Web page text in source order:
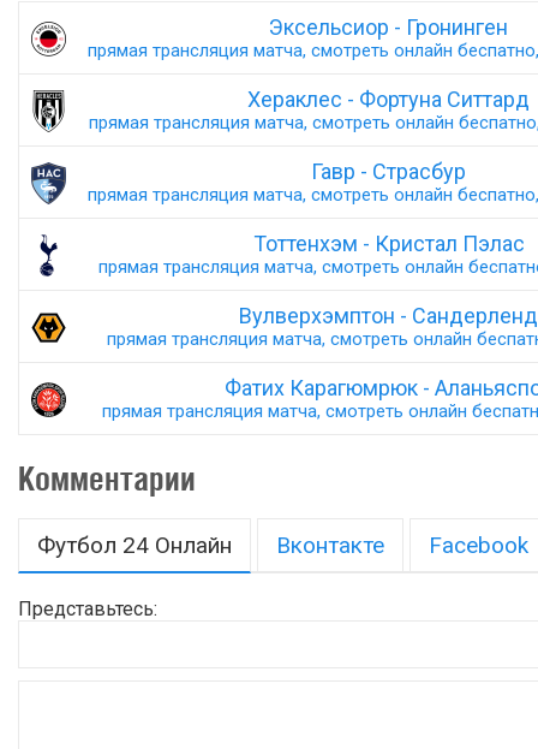
Эксельсиор - Гронинген
прямая трансляция матча, смотреть онлайн
Хераклес - Фортуна Ситтард
прямая трансляция матча, смотреть онлайн
Гавр - Страсбур
прямая трансляция матча, смотреть онлайн
Тоттенхэм - Кристал Пэлас
прямая трансляция матча, смотреть онлайн
Вулверхэмптон - Сандерленд
прямая трансляция матча, смотреть онлайн
Фатих Карагюмрюк -
прямая трансляция матча, смотреть онлайн
Комментарии
Футбол 24 Онлайн Вконтакте Facebook
Представьтесь: